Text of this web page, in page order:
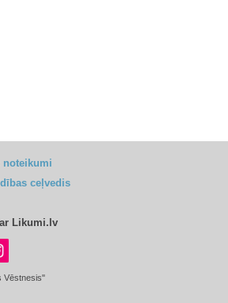
noteikumi
ceļvedis
Likumi.lv
Vēstnesis"